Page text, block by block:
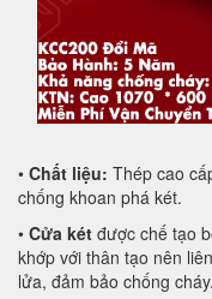
• Chất liệu: Thép cao
chống khoan phá két.
• Cửa két được chế tạo
khớp với thân tạo nên
lửa, đảm bảo chống cháy.